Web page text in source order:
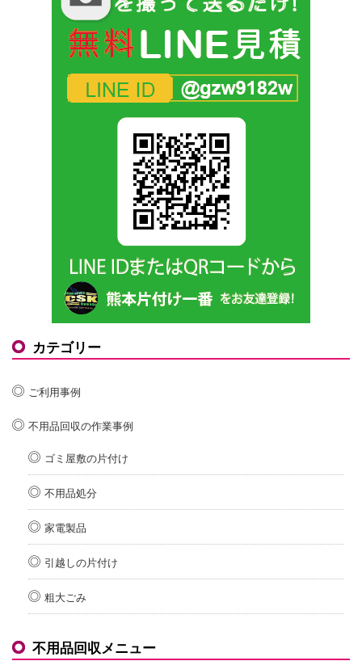
カテゴリー
ご利用事例
不用品回収の作業事例
ゴミ屋敷の片付け
不用品処分
家電製品
引越しの片付け
粗大ごみ
不用品回収メニュー